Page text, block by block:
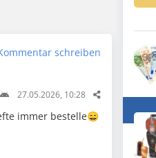
schreiben
27.05.2026, 10:28
immer bestelle😄